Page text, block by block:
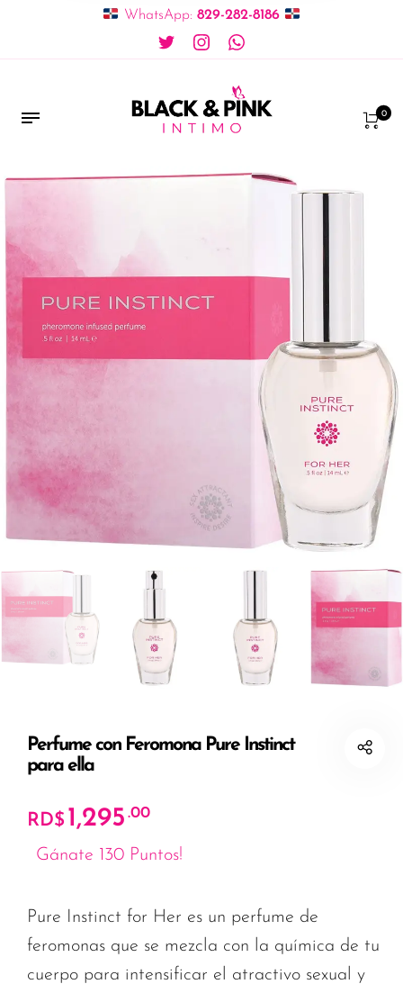
WhatsApp: 829-282-8186
0
Perfume con Feromona Pure Instinct
para ella
RD$ 1,295 .00
Gánate 130 Puntos!
Pure Instinct for Her es un perfume de
feromonas que se mezcla con la química de tu
cuerpo para intensificar el atractivo sexual y